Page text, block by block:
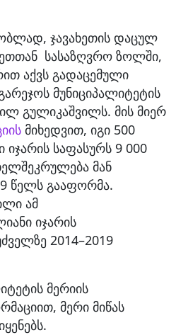
ჯავახეთის დაცულ
სასაზღვრო ზოლში,
აქვს გადაცემული
მუნიციპალიტეტის
გულიკაშვილს. მის მიერ
მიხედვით, იგი 500
იჯარის საფასურს 9 000
მან
წელს გააფორმა.
ამ
იჯარის
2014–2019
მერიის
მერი მიწას